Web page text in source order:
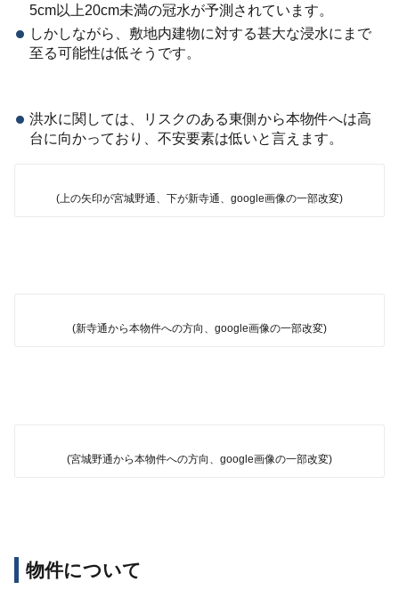
5cm以上20cm未満の冠水が予測されています。
しかしながら、敷地内建物に対する甚大な浸水にまで
至る可能性は低そうです。
洪水に関しては、リスクのある東側から本物件へは高
台に向かっており、不安要素は低いと言えます。
(上の矢印が宮城野通、下が新寺通、google画像の一部改変)
(新寺通から本物件への方向、google画像の一部改変)
(宮城野通から本物件への方向、google画像の一部改変)
物件について